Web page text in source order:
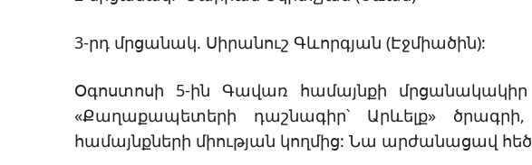
3-րդ մրցանակ. Սիրանուշ Գևորգյան (Էջմիածին):
Օգոստոսի 5-ին Գավառ համայնքի
«Քաղաքապետերի դաշնագիր՝ Արևելք»
համայնքների միության կողմից: Նա արժանացավ